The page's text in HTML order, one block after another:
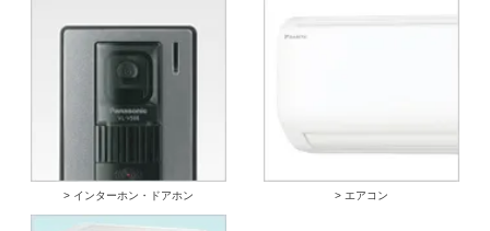
> インターホン・ドアホン > エアコン